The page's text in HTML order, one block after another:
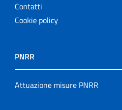
Contatti
Cookie policy
PNRR
Attuazione misure PNRR